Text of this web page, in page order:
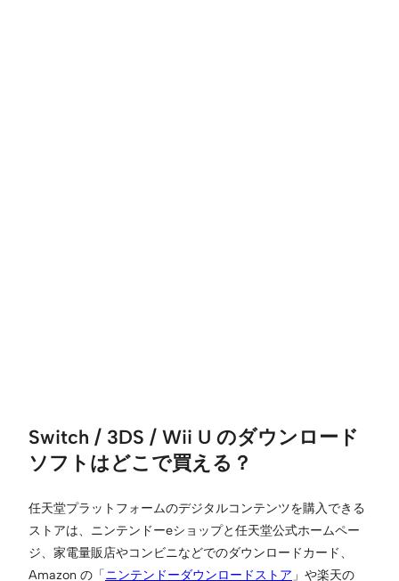
Switch / 3DS / Wii U のダウンロード
ソフトはどこで買える？
任天堂プラットフォームのデジタルコンテンツを購入できる
ストアは、ニンテンドーeショップと任天堂公式ホームペー
ジ、家電量販店やコンビニなどでのダウンロードカード、
Amazon の「ニンテンドーダウンロードストア 」や楽天の